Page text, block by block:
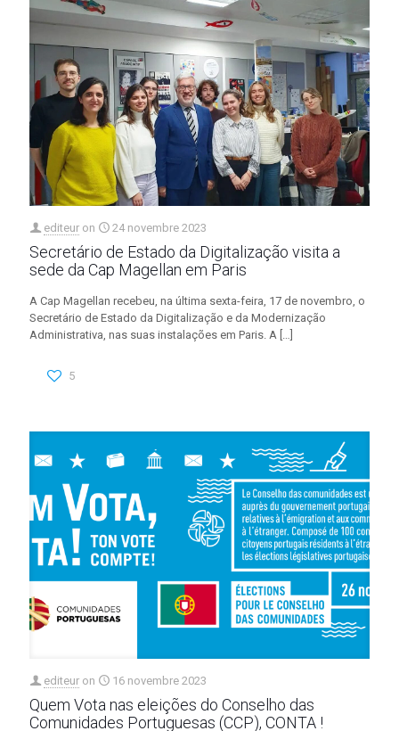
editeur on 24 novembre 2023
Secretário de Estado da Digitalização visita a
sede da Cap Magellan em Paris
A Cap Magellan recebeu, na última sexta-feira, 17 de novembro, o
Secretário de Estado da Digitalização e da Modernização
Administrativa, nas suas instalações em Paris. A
5
editeur on 16 novembre 2023
Quem Vota nas eleições do Conselho das
Comunidades Portuguesas (CCP), CONTA !